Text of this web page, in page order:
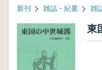
新刊 雑誌・紀要 雑
東